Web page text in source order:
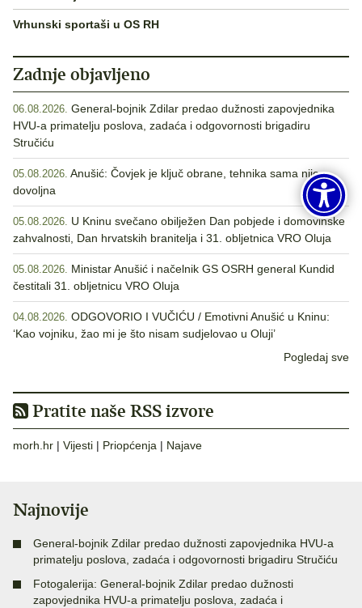
Vrhunski sportaši u OS RH
Zadnje objavljeno
06.08.2026. General-bojnik Zdilar predao dužnosti zapovjednika
HVU-a primatelju poslova, zadaća i odgovornosti brigadiru
Stručiću
05.08.2026. Anušić: Čovjek je ključ obrane, tehnika sama nije
dovoljna
05.08.2026. U Kninu svečano obilježen Dan pobjede i domovinske
zahvalnosti, Dan hrvatskih branitelja i 31. obljetnica VRO Oluja
05.08.2026. Ministar Anušić i načelnik GS OSRH general Kundid
čestitali 31. obljetnicu VRO Oluja
04.08.2026. ODGOVORIO I VUČIĆU / Emotivni Anušić u Kninu:
‘Kao vojniku, žao mi je što nisam sudjelovao u Oluji’
Pogledaj sve
Pratite naše RSS izvore
morh.hr | Vijesti | Priopćenja | Najave
Najnovije
General-bojnik Zdilar predao dužnosti zapovjednika HVU-a
primatelju poslova, zadaća i odgovornosti brigadiru Stručiću
Fotogalerija: General-bojnik Zdilar predao dužnosti
zapovjednika HVU-a primatelju poslova, zadaća i